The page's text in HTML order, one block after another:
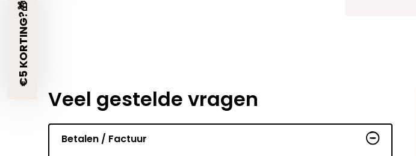
Veel gestelde vragen
Betalen / Factuur
€5 KORTING?🎁